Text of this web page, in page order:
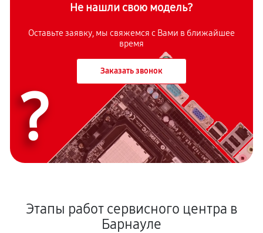
Не нашли свою модель?
Оставьте заявку, мы свяжемся с Вами в ближайшее
время
Заказать звонок
?
Этапы работ сервисного центра в
Барнауле